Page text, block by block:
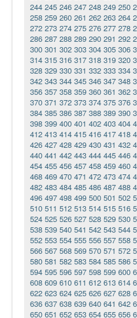
244 245 246 247 248 249 250
258 259 260 261 262 263 264
272 273 274 275 276 277 278
286 287 288 289 290 291 292
300 301 302 303 304 305 306
314 315 316 317 318 319 320
328 329 330 331 332 333 334
342 343 344 345 346 347 348
356 357 358 359 360 361 362
370 371 372 373 374 375 376
384 385 386 387 388 389 390
398 399 400 401 402 403 404
412 413 414 415 416 417 418
426 427 428 429 430 431 432
440 441 442 443 444 445 446
454 455 456 457 458 459 460
468 469 470 471 472 473 474
482 483 484 485 486 487 488
496 497 498 499 500 501 502
510 511 512 513 514 515 516
524 525 526 527 528 529 530
538 539 540 541 542 543 544
552 553 554 555 556 557 558
566 567 568 569 570 571 572
580 581 582 583 584 585 586
594 595 596 597 598 599 600
608 609 610 611 612 613 614
622 623 624 625 626 627 628
636 637 638 639 640 641 642
650 651 652 653 654 655 656